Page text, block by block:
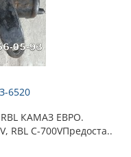
6520
RBL КАМАЗ ЕВРО.
RBL C-700VПредоста..